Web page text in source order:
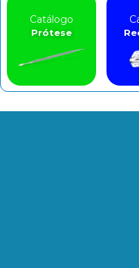
Catálogo
Prótese